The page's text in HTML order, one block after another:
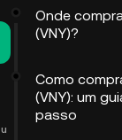
Onde
(VNY)?
Como
(VNY): um
passo